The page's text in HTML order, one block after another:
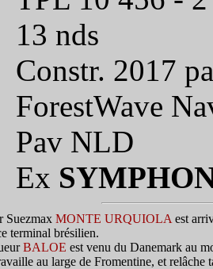
13 nds
Constr. 2017
ForestWave
Pav NLD
Ex
Suezmax MONTE URQUIOLA est
terminal brésilien.
BALOE est venu du Danemark au
au large de Fromentine, et